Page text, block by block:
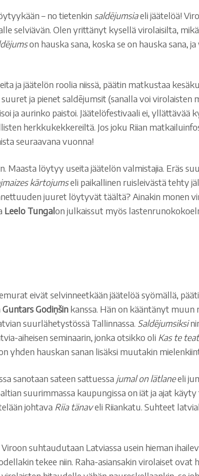
– no tietenkin saldējumsiaeli jäätelöä!
selviävän. Olen yrittänyt kysellä virolaisilta, mikä
on hauska sana, koska se on hauska sana,
ja jäätelön roolia niissä, päätin matkustaa
ja pienet saldējumsit (sanalla voi
ja aurinko paistoi. Jäätelöfestivaali ei,
herkkukekkereiltä. Jos joku Riian
seuraavana vuonna!
Maasta löytyy useita jäätelön valmistajia. Eräs
kārtojumseli paikallinen ruisleivästä tehty
juuret löytyvät täältä? Ainakin monen
Leelo Tungalon julkaissut myös
eivät selvinneetkään jäätelöä syömällä,
Guntars Godiņšinkanssa. Hän on kääntänyt muun
suurlähetystössä Tallinnassa. Saldējumsiksi
aiheisen seminaarin, jonka otsikko oli Kas te
yhden hauskan sanan lisäksi muutakin
sanotaan sateen sattuessa jumal on lätlaneeli
suurimmassa kaupungissa on iät ja ajat
johtava Riia tänaveli Riiankatu. Suhteet
suhtaudutaan Latviassa usein hieman
tekee niin. Raha-asiansakin virolaiset